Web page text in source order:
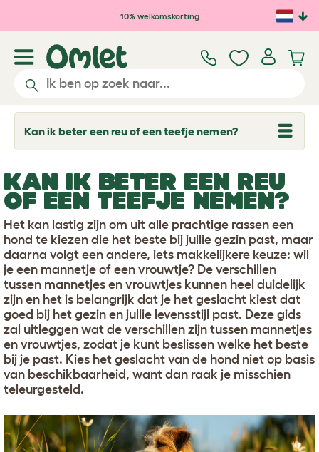
Ga naar de hoofdinhoud
10% welkomskorting
Kan ik beter een reu of een teefje nemen?
T
o
l
e
d
o
p
d
o
w
n
KAN IK BETER EEN REU
OF EEN TEEFJE NEMEN?
Het kan lastig zijn om uit alle prachtige rassen een
hond te kiezen die het beste bij jullie gezin past, maar
daarna volgt een andere, iets makkelijkere keuze: wil
je een mannetje of een vrouwtje? De verschillen
tussen mannetjes en vrouwtjes kunnen heel duidelijk
zijn en het is belangrijk dat je het geslacht kiest dat
goed bij het gezin en jullie levensstijl past. Deze gids
zal uitleggen wat de verschillen zijn tussen mannetjes
en vrouwtjes, zodat je kunt beslissen welke het beste
bij je past. Kies het geslacht van de hond niet op basis
van beschikbaarheid, want dan raak je misschien
teleurgesteld.